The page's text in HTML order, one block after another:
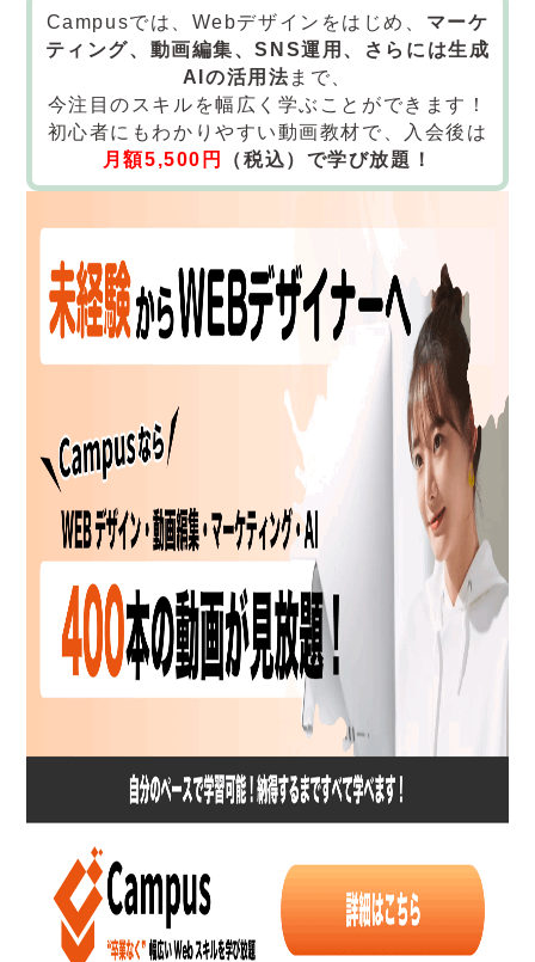
Campusでは、Webデザインをはじめ、 マーケ
ティング、動画編集、SNS運用、さらには生成
AIの活用法 まで、
今注目のスキルを幅広く学ぶことができます！
初心者にもわかりやすい動画教材で、入会後は
月額5,500円
（税込）で学び放題！